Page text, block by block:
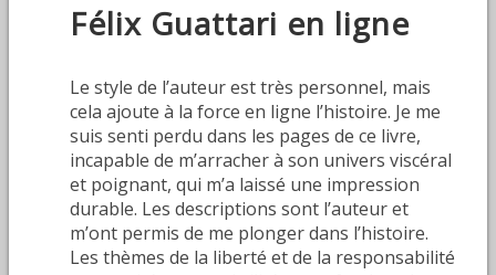
Félix Guattari en ligne
Le style de l’auteur est très personnel, mais
cela ajoute à la force en ligne l’histoire. Je me
suis senti perdu dans les pages de ce livre,
incapable de m’arracher à son univers viscéral
et poignant, qui m’a laissé une impression
durable. Les descriptions sont l’auteur et
m’ont permis de me plonger dans l’histoire.
Les thèmes de la liberté et de la responsabilité